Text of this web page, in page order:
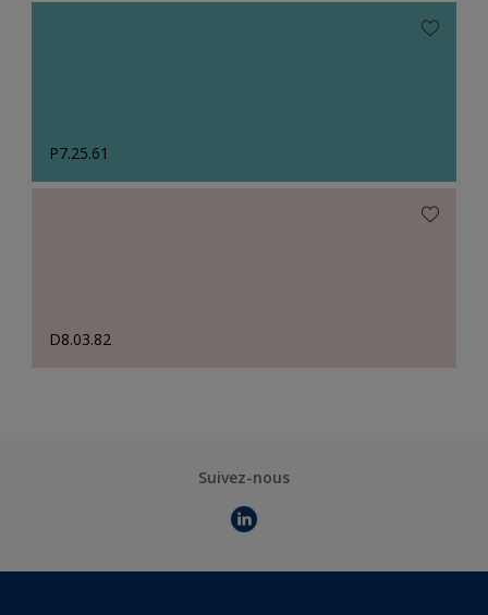
P7.25.61
D8.03.82
Suivez-nous